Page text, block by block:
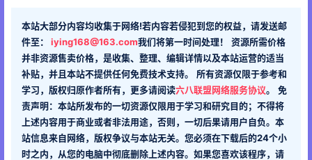
本站大部分内容均收集于网络!若内容若侵犯到您的权益，请发送邮
件至：
iying168@163.com我们将第一时间处理！
资源所需价格
并非资源售卖价格，是收集、整理、编辑详情以及本站运营的适当
补贴，并且本站不提供任何免费技术支持。
所有资源仅限于参考和
学习，版权归原作者所有，更多请阅读六八联盟网络服务协议。
免
责声明：本站所发布的一切资源仅限用于学习和研究目的；不得将
上述内容用于商业或者非法用途，否则，一切后果请用户自负。本
站信息来自网络，版权争议与本站无关。您必须在下载后的24个小
时之内，从您的电脑中彻底删除上述内容。如果您喜欢该程序，请